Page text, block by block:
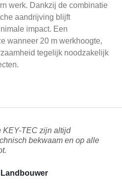
werk. Dankzij de combinatie
aandrijving blijft
impact. Een
wanneer 20 m werkhoogte,
tegelijk noodzakelijk
KEY-TEC zijn altijd
bekwaam en op alle